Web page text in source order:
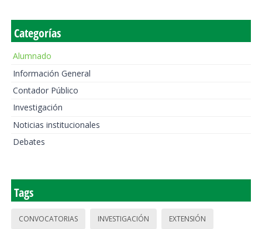
Categorías
Alumnado
Información General
Contador Público
Investigación
Noticias institucionales
Debates
Tags
CONVOCATORIAS INVESTIGACIÓN EXTENSIÓN